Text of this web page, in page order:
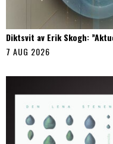
Diktsvit av Erik Skogh:
7 AUG 2026